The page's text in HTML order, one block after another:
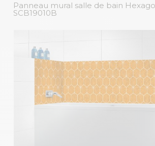
Panneau mural salle de bain
SCB19010B